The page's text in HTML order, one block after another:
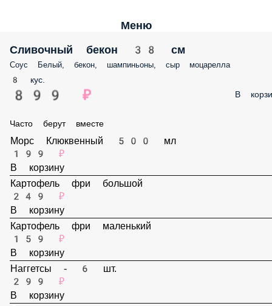
Меню
Сливочный бекон 38 см
Соус Белый, бекон, шампиньоны, сыр моцарелла
8 кус.
899 ₽ В
Часто берут вместе
Морс Клюквенный 500 мл
199 ₽
В корзину
Картофель фри большой
249 ₽
В корзину
Картофель фри маленький
159 ₽
В корзину